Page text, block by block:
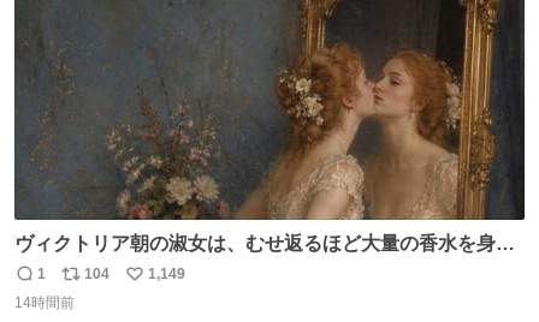
ヴィクトリア朝の淑女は、むせ返るほど大量の香水を身に
つけるものではないとされていた。それでも香水は、髪や
肌の手入れと同じくらい、ヴィクトリア朝の女性達の美容
返
信
1
リ
ポ
104
い
1,149
14時間前